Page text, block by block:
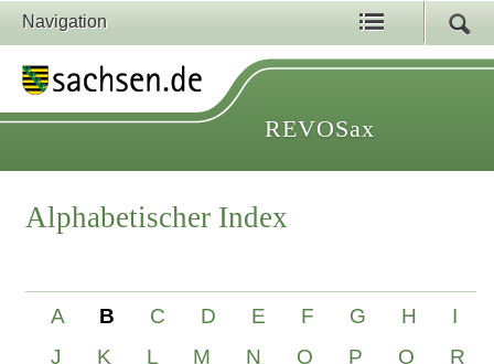
Navigation
REVOSax
Alphabetischer Index
A B C D E F G H
I
J
K L M N O P Q
R